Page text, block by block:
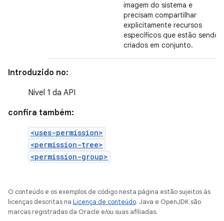
imagem do sistema e
precisam compartilhar
explicitamente recursos
específicos que estão sendo
criados em conjunto.
Introduzido no:
Nível 1 da API
confira também:
<uses-permission>
<permission-tree>
<permission-group>
O conteúdo e os exemplos de código nesta página estão sujeitos às
licenças descritas na Licença de conteúdo. Java e OpenJDK são
marcas registradas da Oracle e/ou suas afiliadas.